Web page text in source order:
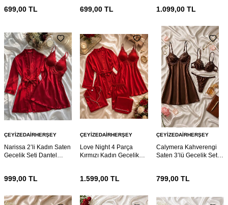
699,00 TL
7208
699,00 TL 1.099,00TL
ÇEYIZEDAIRHERŞEY
Narissa 2’li Kadın Saten
Gecelik Seti Dantel
999,00 TL
ÇEYIZEDAIRHERŞEY
Love Night 4 Parça
Kırmızı Kadın Gecelik
1.599,00 TL
ÇEYIZEDAIRHERŞEY
Calymera Kahverengi
Saten 3’lü Gecelik Seti –
799,00TL